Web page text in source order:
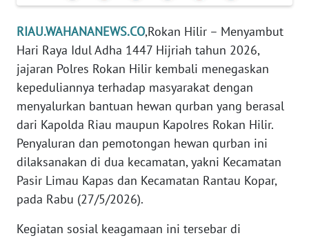
RIAU.WAHANANEWS.CO,Rokan Hilir – Menyambut
Hari Raya Idul Adha 1447 Hijriah tahun 2026,
jajaran Polres Rokan Hilir kembali menegaskan
kepeduliannya terhadap masyarakat dengan
menyalurkan bantuan hewan qurban yang berasal
dari Kapolda Riau maupun Kapolres Rokan Hilir.
Penyaluran dan pemotongan hewan qurban ini
dilaksanakan di dua kecamatan, yakni Kecamatan
Pasir Limau Kapas dan Kecamatan Rantau Kopar,
pada Rabu (27/5/2026).
Kegiatan sosial keagamaan ini tersebar di
REDAKSI
KARIR
DISCLAIMER
Wahana
News
Regional
WN